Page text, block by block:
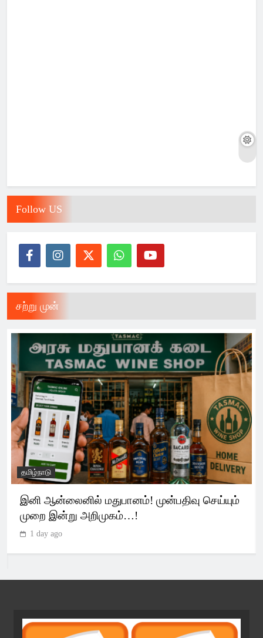
Follow US
சற்று முன்
தமிழ்நாடு
இனி ஆன்லைனில் மதுபானம்! முன்பதிவு செய்யும்
முறை இன்று அறிமுகம்…!
1 day ago